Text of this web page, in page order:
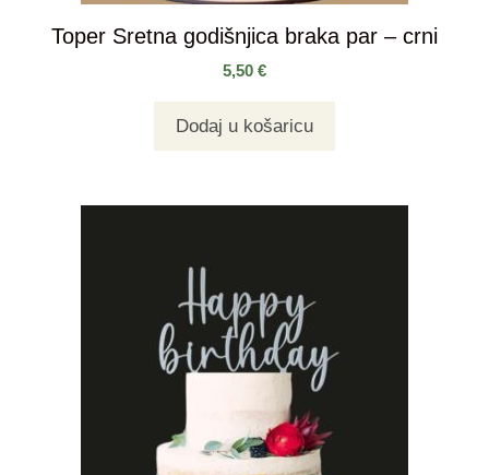
Toper Sretna godišnjica braka par – crni
5,50 €
Dodaj u košaricu